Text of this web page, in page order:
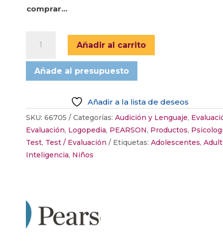
comprar...
TEST
DE
IMÁGENES
DE
VOCABULARIO
EXPRESIVO-
Añadir al carrito
Añade al presupuesto
Añadir a la lista de deseos
SKU: 66705 Categorías: Audición y Lenguaje,
Evaluación, Logopedia, PEARSON, Productos,
Test, Test / Evaluación Etiquetas: Adolescentes,
Inteligencia, Niños